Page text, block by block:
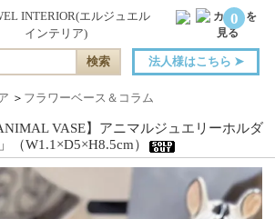
0
法人様はこちら ➤
＞ フラワーベース＆コラム
VASE】アニマルジュエリーホルダ
（W1.1×D5×H8.5cm）